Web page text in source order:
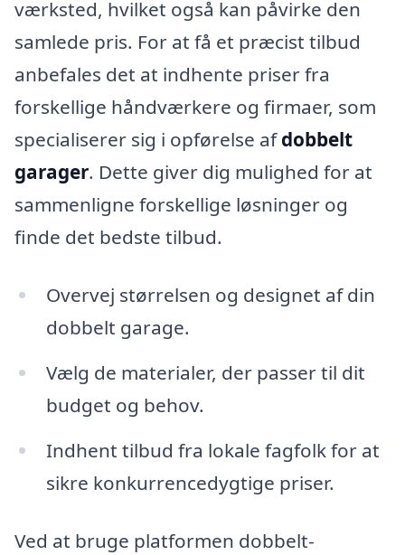
værksted, hvilket også kan påvirke den
samlede pris. For at få et præcist tilbud
anbefales det at indhente priser fra
forskellige håndværkere og firmaer, som
specialiserer sig i opførelse afdobbelt
garager. Dette giver dig mulighed for at
sammenligne forskellige løsninger og
finde det bedste tilbud.
Overvej størrelsen og designet af din
dobbelt garage.
Vælg de materialer, der passer til dit
budget og behov.
Indhent tilbud fra lokale fagfolk for at
sikre konkurrencedygtige priser.
Ved at bruge platformen dobbelt-